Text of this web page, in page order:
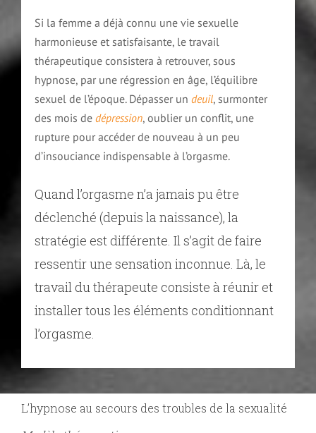
Si la femme a déjà connu une vie sexuelle
harmonieuse et satisfaisante, le travail
thérapeutique consistera à retrouver, sous
hypnose, par une régression en âge, l’équilibre
sexuel de l’époque. Dépasser undeuil, surmonter
des mois dedépression, oublier un conflit, une
rupture pour accéder de nouveau à un peu
d’insouciance indispensable à l’orgasme.
Quand l’orgasme n’a jamais pu être
déclenché (depuis la naissance), la
stratégie est différente. Il s’agit de faire
ressentir une sensation inconnue. Là, le
travail du thérapeute consiste à réunir et
installer tous les éléments conditionnant
l’orgasme.
L’hypnose au secours des troubles de la sexualité